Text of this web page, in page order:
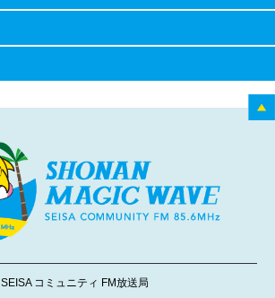
SEISA コミュニティ FM放送局